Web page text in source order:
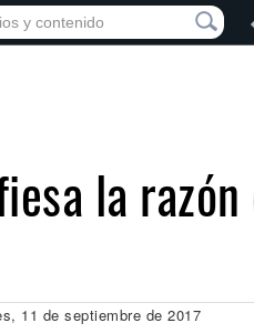
RED SOCIAL MÚSICA
la
11 de septiembre de 2017